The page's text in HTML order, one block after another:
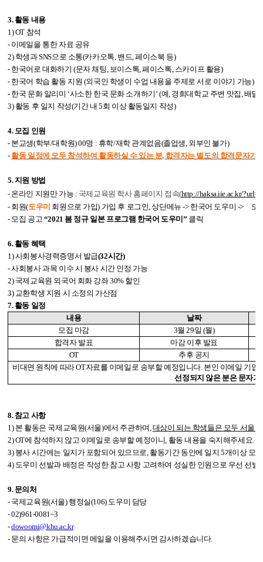
3. 활동 내용
1) OT 참석
- 이메일을 통한 자료 공유
2) 학생과SNS으로 소통(카카오톡 밴드 ,페이스북 등)
- 한국어로 대화하기 (문자 채팅 보이스톡 ,페이스톡 스카이프 활용)
- 한국어 학습 활동 지원 (외국인 학생이 수업 내용을 주제로 서로 이야기 가능)
- 한국 문화 알리미 ‘사소한 한국 문화 소개하기’ (예 경희대학교 주변 맛집 배달
3) 활동 후 일지 작성(기간 내 5회 이상 활동일지 작성)
4. 모집 인원
- 본교생(학부/대학원) 00명 : 휴학/재학 관계없음(졸업생 외부인 불가)
- 활동 일정에 모두 참석하여 활동하실 수 있는 분, 합격자는 별도의 합격문자가
5.지원 방법
- 온라인 지원만 가능 : 국제교육원 학사 홈페이지 접속(http://haksa.iie.ac.kr/
- 회원(도우미 회원으로 가입) 가입 후 로그인 ,상단메뉴 -> 한국어 도우미 ->도우
- 모집 공고 “2021 봄 정규 일본 프로그램 한국어 도우미 ” 클릭
6. 활동 혜택
1)사회봉사경력증명서 발급(32시간)
-사회봉사 과목 이수 시 봉사 시간 인정 가능
2) 국제교육원 외국어 회화 강좌30% 할인
3) 교환학생 지원 시 소정의 가산점
7. 활동 일정
내용
날짜
모집 마감
3월 29일 (월)
합격자 발표
마감 이후 발표
OT
추후 공지
비대면 원칙에 따라OT자료를 이메일로 송부할 예정입니다. 본인 이메일 기입
선정되지 않은 분은 문자가
8. 참고 사항
1) 본 활동은 국제교육원(서울)에서 주관하며 대상이 되는 학생들은 모두 서울
2) OT에 참석하지 않고 이메일로 송부할 예정이니 활동 내용을 숙지해주세요
3) 봉사 시간에는 일지가 포함되어 있으므로 활동기간 동안에 일지 5개이상 모
4) 도우미 선발과 배정은 작성한 참고 사항 고려하여 성실한 인원으로 우선 선발
9. 문의처
- 국제교육원(서울)행정실(106) 도우미 담당
- 02)961-0081~3
-dowoomi@khu.ac.kr
- 문의 사항은 가급적이면 메일을 이용해주시면 감사하겠습니다.